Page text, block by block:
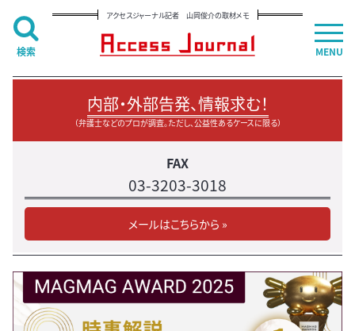
アクセスジャーナル記者 山岡俊介の取材メモ
内部・外部告発、情報求む！
（弁護士などのプロが調査。ただし、公益性あるケースに限る）
FAX
03-3203-3018
メールはこちらから »
MENU
検索